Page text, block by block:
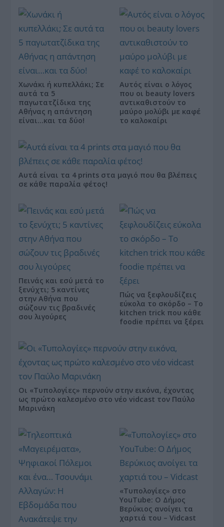
Χωνάκι ή κυπελλάκι; Σε
αυτά τα 5
παγωτατζίδικα της
Αθήνας η απάντηση
είναι…και τα δύο!
Αυτός είναι ο λόγος
που οι beauty lovers
αντικαθιστούν το
μαύρο μολύβι με καφέ
το καλοκαίρι
Αυτά είναι τα 4 prints στα μαγιό που θα βλέπεις
σε κάθε παραλία φέτος!
Πεινάς και εσύ μετά το
ξενύχτι; 5 καντίνες
στην Αθήνα που
σώζουν τις βραδινές
σου λιγούρες
Πώς να ξεφλουδίζεις
εύκολα το σκόρδο – Το
kitchen trick που κάθε
foodie πρέπει να ξέρει
Οι «Τυπολογίες» περνούν στην εικόνα, έχοντας
ως πρώτο καλεσμένο στο νέο vidcast τον Παύλο
Μαρινάκη
«Τυπολογίες» στο
YouTube: Ο Δήμος
Βερύκιος ανοίγει τα
χαρτιά του – Vidcast